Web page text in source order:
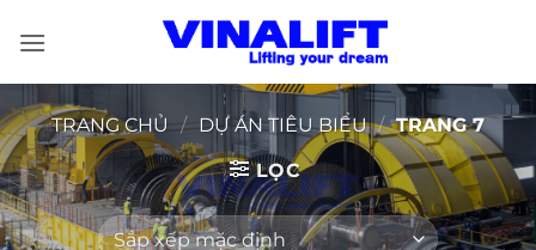
qua
dung
TRANG CHỦ / DỰ ÁN TIÊU BIỂU / TRANG 7
LỌC